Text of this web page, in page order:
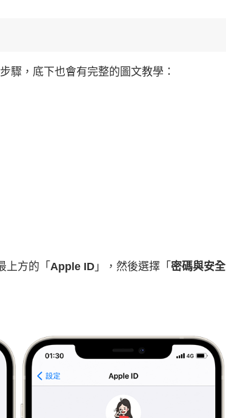
驟，底下也會有完整的圖文教學：
上方的「 Apple ID 」，然後選擇「 密碼與安全